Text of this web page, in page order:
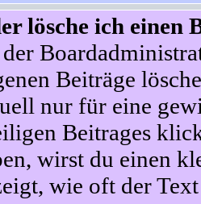
lösche ich einen
Beiträge
nur für eine
Beitrages
wirst du einen
wie oft der